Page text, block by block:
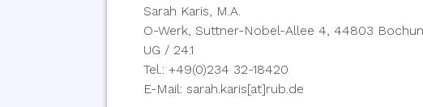
Sarah Karis, M.A.
O-Werk, Suttner-Nobel-Allee 4, 44803
UG / 24.1
Tel.: +49(0)234 32-18420
E-Mail: sarah.karis[at]rub.de